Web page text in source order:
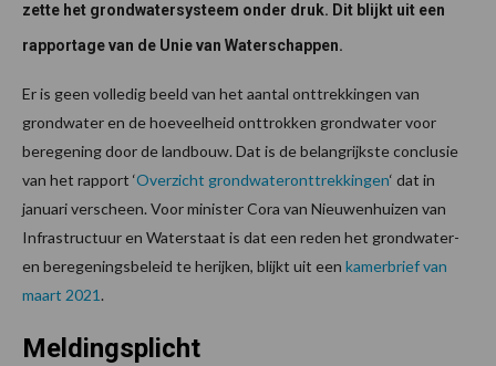
zette het grondwatersysteem onder druk. Dit blijkt uit een
rapportage van de Unie van Waterschappen.
Er is geen volledig beeld van het aantal onttrekkingen van
grondwater en de hoeveelheid onttrokken grondwater voor
beregening door de landbouw. Dat is de belangrijkste conclusie
van het rapport ‘Overzicht grondwateronttrekkingen‘ dat in
januari verscheen. Voor minister Cora van Nieuwenhuizen van
Infrastructuur en Waterstaat is dat een reden het grondwater-
en beregeningsbeleid te herijken, blijkt uit een kamerbrief van
maart 2021 .
Meldingsplicht